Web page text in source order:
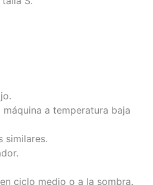
a temperatura baja
similares.
ciclo medio o a la sombra.